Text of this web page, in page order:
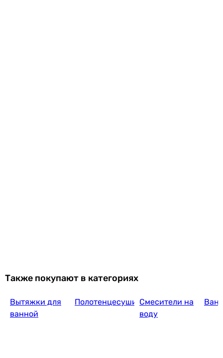
Также покупают в категориях
Вытяжки для
ванной
ПолотенцесушилкиСмесители на
воду